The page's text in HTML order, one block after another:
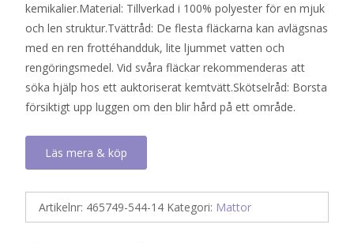
kemikalier.Material: Tillverkad i 100% polyester för en mjuk
och len struktur.Tvättråd: De flesta fläckarna kan avlägsnas
med en ren frottéhandduk, lite ljummet vatten och
rengöringsmedel. Vid svåra fläckar rekommenderas att
söka hjälp hos ett auktoriserat kemtvätt.Skötselråd: Borsta
försiktigt upp luggen om den blir hård på ett område.
Läs mera & köp
Artikelnr: 465749-544-14 Kategori: Mattor